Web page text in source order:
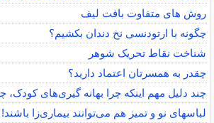
روش های متفاوت بافت لیف
چگونه با ارتودنسی نخ دندان بکشیم؟
شناخت نقاط تحریک شوهر
چقدر به همسرتان اعتماد دارید؟
چند دلیل مهم اینکه چرا بهانه گیری‌های
لباس‎های نو و تمیز هم می‌توانند بیماری‌زا باشند!